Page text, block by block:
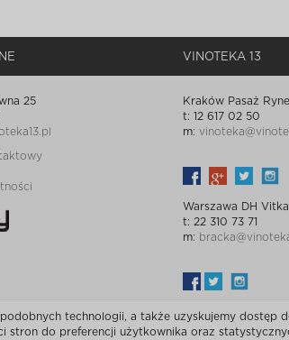
VINOTEKA 13
25
Kraków Pasaż
t: 12 617 02 50
m:
Warszawa DH
t: 22 310 73 71
m:
technologii, a także uzyskujemy dostęp
stron do preferencji użytkownika oraz